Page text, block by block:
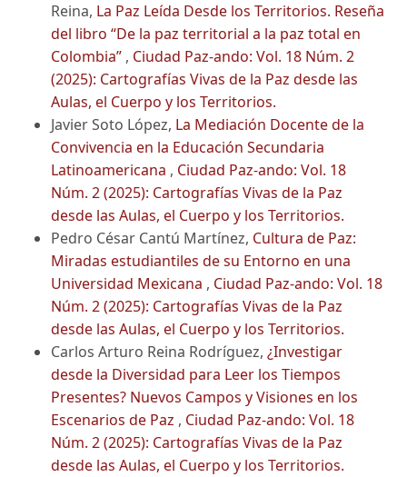
Reina, La Paz Leída Desde los Territorios. Reseña
del libro “De la paz territorial a la paz total en
Colombia” , Ciudad Paz-ando: Vol. 18 Núm. 2
(2025): Cartografías Vivas de la Paz desde las
Aulas, el Cuerpo y los Territorios.
Javier Soto López, La Mediación Docente de la
Convivencia en la Educación Secundaria
Latinoamericana , Ciudad Paz-ando: Vol. 18
Núm. 2 (2025): Cartografías Vivas de la Paz
desde las Aulas, el Cuerpo y los Territorios.
Pedro César Cantú Martínez, Cultura de Paz:
Miradas estudiantiles de su Entorno en una
Universidad Mexicana , Ciudad Paz-ando: Vol. 18
Núm. 2 (2025): Cartografías Vivas de la Paz
desde las Aulas, el Cuerpo y los Territorios.
Carlos Arturo Reina Rodríguez, ¿Investigar
desde la Diversidad para Leer los Tiempos
Presentes? Nuevos Campos y Visiones en los
Escenarios de Paz , Ciudad Paz-ando: Vol. 18
Núm. 2 (2025): Cartografías Vivas de la Paz
desde las Aulas, el Cuerpo y los Territorios.